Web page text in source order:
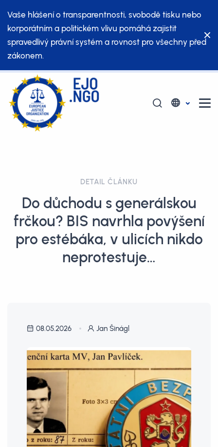
Vaše hlášení o transparentnosti, svobodě tisku nebo
korporátním a politickém vlivu pomáhá zajistit
spravedlivý právní systém a rovnost pro všechny před
zákonem.
DETAIL ČLÁNKU
Do důchodu s generálskou
frčkou? BIS navrhla povýšení
pro estébáka, v ulicích nikdo
neprotestuje…
08.05.2026 Jan Šinágl